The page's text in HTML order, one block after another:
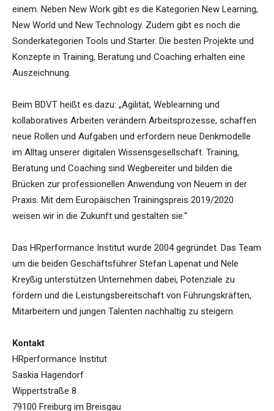
einem. Neben New Work gibt es die Kategorien New Learning,
New World und New Technology. Zudem gibt es noch die
Sonderkategorien Tools und Starter. Die besten Projekte und
Konzepte in Training, Beratung und Coaching erhalten eine
Auszeichnung.
Beim BDVT heißt es dazu: „Agilität, Weblearning und
kollaboratives Arbeiten verändern Arbeitsprozesse, schaffen
neue Rollen und Aufgaben und erfordern neue Denkmodelle
im Alltag unserer digitalen Wissensgesellschaft. Training,
Beratung und Coaching sind Wegbereiter und bilden die
Brücken zur professionellen Anwendung von Neuem in der
Praxis. Mit dem Europäischen Trainingspreis 2019/2020
weisen wir in die Zukunft und gestalten sie.“
Das HRperformance Institut wurde 2004 gegründet. Das Team
um die beiden Geschäftsführer Stefan Lapenat und Nele
Kreyßig unterstützen Unternehmen dabei, Potenziale zu
fördern und die Leistungsbereitschaft von Führungskräften,
Mitarbeitern und jungen Talenten nachhaltig zu steigern.
Kontakt
HRperformance Institut
Saskia Hagendorf
Wippertstraße 8
79100 Freiburg im Breisgau